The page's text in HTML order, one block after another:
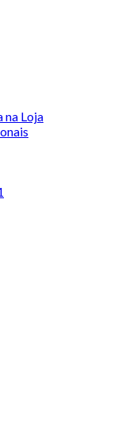
na Loja